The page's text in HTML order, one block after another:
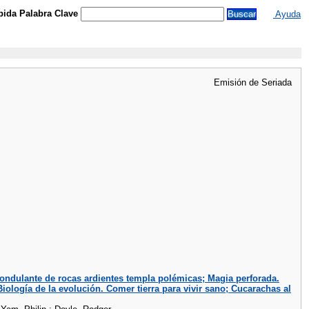
Palabra Clave Ayuda
Emisión de Seriada
de rocas ardientes templa polémicas; Magia perforada.
de la evolución. Comer tierra para vivir sano; Cucarachas al